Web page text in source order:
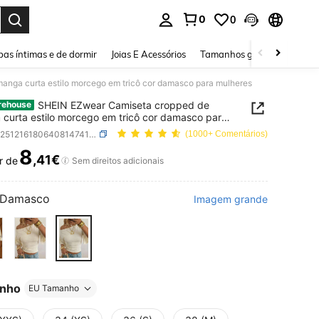
0 0
íntimas e de dormir Joias E Acessórios Tamanhos grandes
curta estilo morcego em tricô cor damasco para mulheres
SHEIN EZwear Camiseta cropped de
curta estilo morcego em tricô cor damasco para
SKU: sz251216180640814741231 (1000+ Comentários)
AND AVAILABILITY
de8,41€ Sem direitos adicionais
Damasco Imagem grande
EU Tamanho